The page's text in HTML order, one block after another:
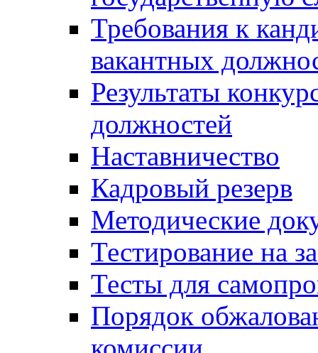
Требования к
вакантных
Результаты
должностей
Наставничество
Кадровый резерв
Методические
Тестирование на
Тесты для
Порядок